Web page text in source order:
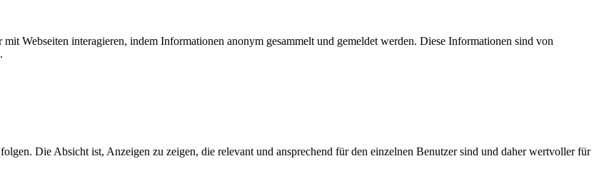
Webseiten interagieren, indem Informationen anonym gesammelt und gemeldet werden. Diese Informationen sind von
Die Absicht ist, Anzeigen zu zeigen, die relevant und ansprechend für den einzelnen Benutzer sind und daher wertvoller für